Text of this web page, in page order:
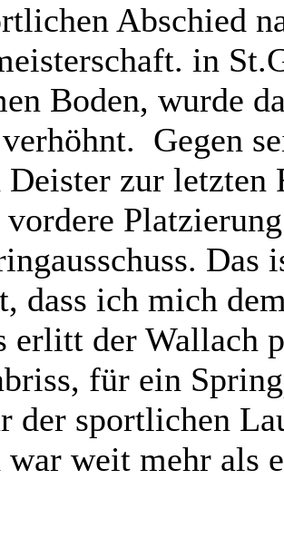
Abschied
in
Boden, wurde
Gegen
zur letzten
Das
dass ich mich
erlitt der Wallach
für ein
der sportlichen
war weit mehr als